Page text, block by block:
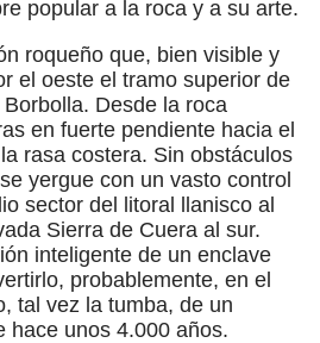
popular a la roca y a su arte.
roqueño que, bien visible y
el oeste el tramo superior de
Desde la roca
en fuerte pendiente hacia el
rasa costera. Sin obstáculos
yergue con un vasto control
sector del litoral llanisco al
Sierra de Cuera al sur.
inteligente de un enclave
probablemente, en el
tal vez la tumba, de un
hace unos 4.000 años.